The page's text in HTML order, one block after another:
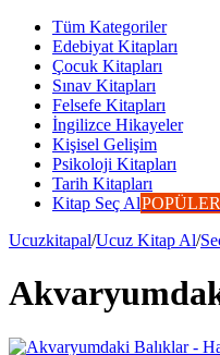
Tüm Kategoriler
Edebiyat Kitapları
Çocuk Kitapları
Sınav Kitapları
Felsefe Kitapları
İngilizce Hikayeler
Kişisel Gelişim
Psikoloji Kitapları
Tarih Kitapları
Kitap Seç AlPOPÜLER
Ucuzkitapal/Ucuz Kitap Al/